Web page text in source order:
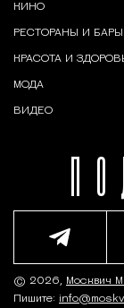
КИНО
РЕСТОРАНЫ И БАРЫ
КРАСОТА И
МОДА
ВИДЕО
© 2026, Москвич
Пишите: